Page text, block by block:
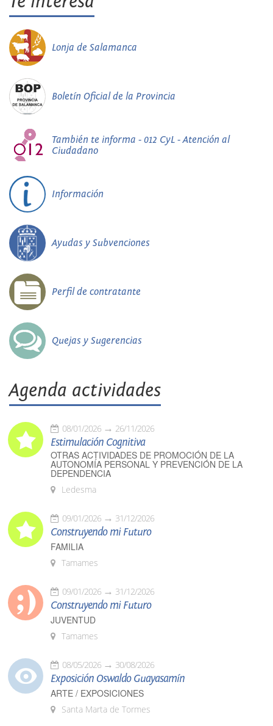
Lonja de Salamanca
Boletín Oficial de la Provincia
También te informa - 012 CyL - Atención al
Ciudadano
Información
Ayudas y Subvenciones
Perfil de contratante
Quejas y Sugerencias
Agenda actividades
08/01/2026 26/11/2026
Estimulación Cognitiva
OTRAS ACTIVIDADES DE PROMOCIÓN DE LA
AUTONOMÍA PERSONAL Y PREVENCIÓN DE LA
DEPENDENCIA
Ledesma
09/01/2026 31/12/2026
Construyendo mi Futuro
FAMILIA
Tamames
09/01/2026 31/12/2026
Construyendo mi Futuro
JUVENTUD
Tamames
08/05/2026 30/08/2026
Exposición Oswaldo Guayasamín
ARTE / EXPOSICIONES
Santa Marta de Tormes